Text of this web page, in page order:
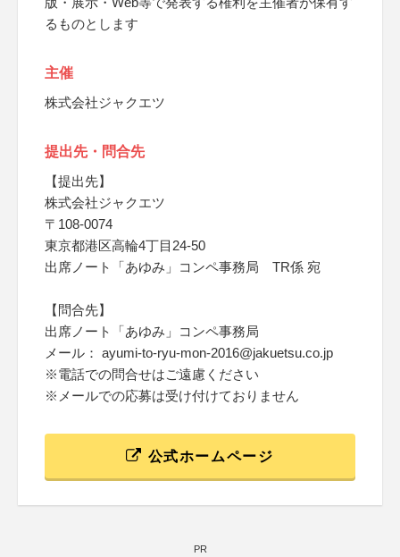
るものとします
主催
株式会社ジャクエツ
提出先・問合先
【提出先】
株式会社ジャクエツ
〒108-0074
東京都港区高輪4丁目24-50
出席ノート「あゆみ」コンペ事務局 TR係 宛
【問合先】
出席ノート「あゆみ」コンペ事務局
メール： ayumi-to-ryu-mon-2016@jakuetsu.co.jp
※電話での問合せはご遠慮ください
※メールでの応募は受け付けておりません
公式ホームページ
PR